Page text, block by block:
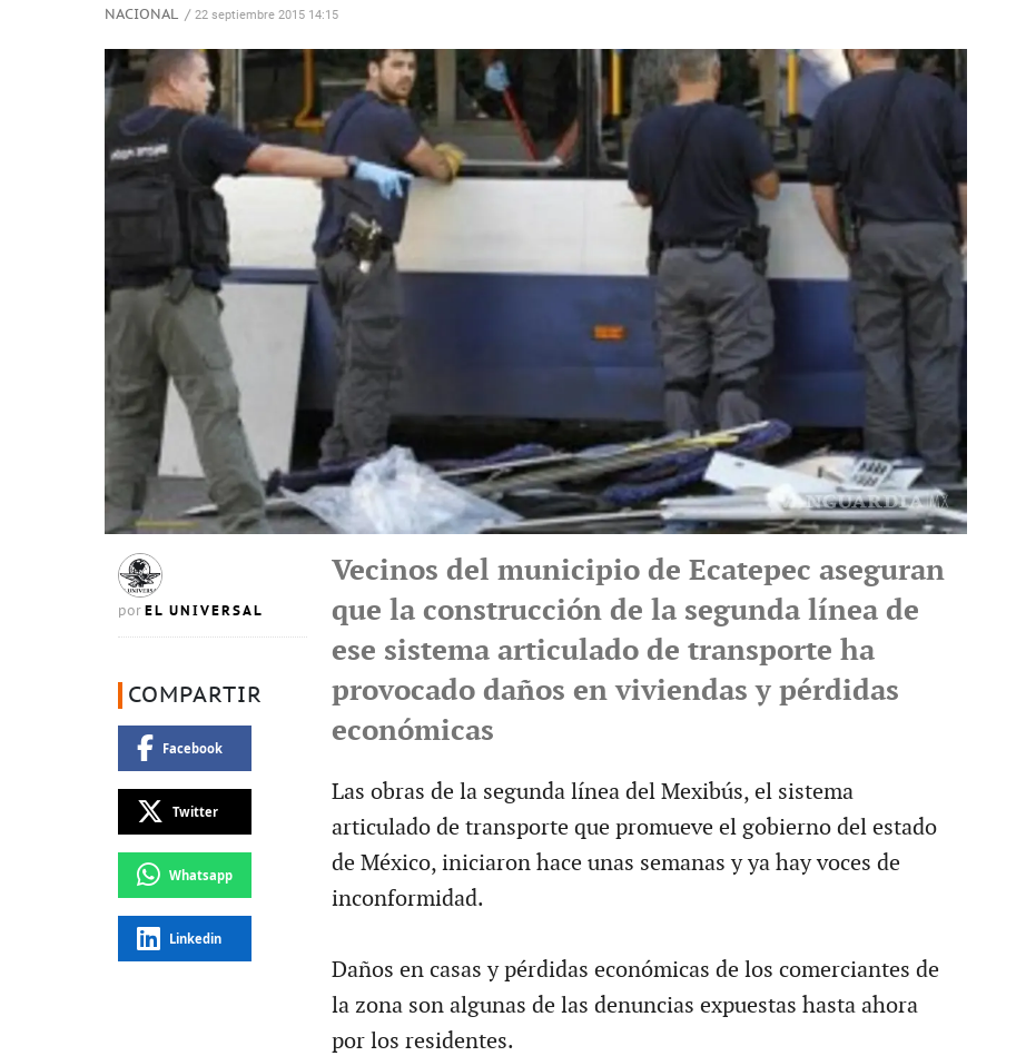
NACIONAL / 22 septiembre 2015 14:15
por EL UNIVERSAL
COMPARTIR
Facebook
Twitter
Whatsapp
Linkedin
Vecinos del municipio de Ecatepec aseguran
que la construcción de la segunda línea de
ese sistema articulado de transporte ha
provocado daños en viviendas y pérdidas
económicas
Las obras de la segunda línea del Mexibús, el sistema
articulado de transporte que promueve el gobierno del estado
de México, iniciaron hace unas semanas y ya hay voces de
inconformidad.
Daños en casas y pérdidas económicas de los comerciantes de
la zona son algunas de las denuncias expuestas hasta ahora
por los residentes.